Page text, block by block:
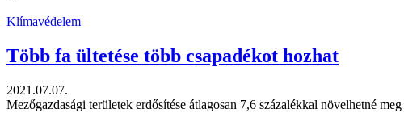
Klímavédelem
Több fa ültetése több csapadékot hozhat
2021.07.07.
Mezőgazdasági területek erdősítése átlagosan 7,6 százalékkal növelhetné